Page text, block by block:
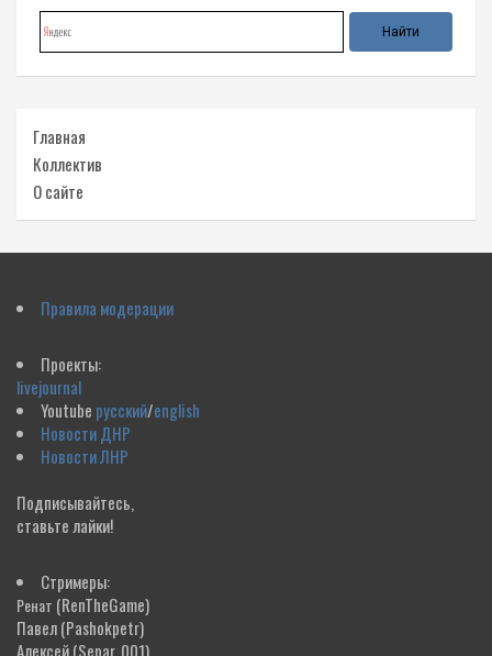
Главная
Коллектив
О сайте
Правила модерации
Проекты:
livejournal
Youtube русский/english
Новости ДНР
Новости ЛНР
Подписывайтесь,
ставьте лайки!
Стримеры:
Ренат (RenTheGame)
Павел(Pashokpetr)
Алексей(Separ_001)